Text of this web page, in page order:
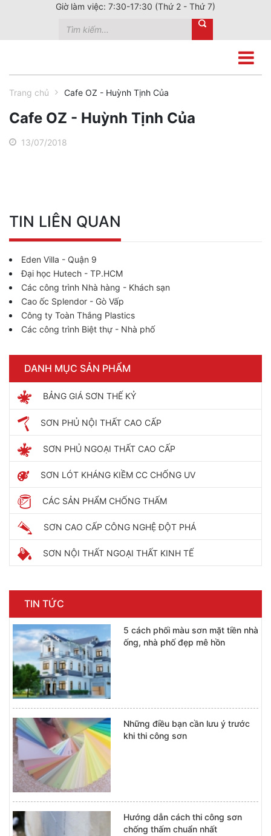
Giờ làm việc: 7:30-17:30 (Thứ 2 - Thứ 7)
Trang chủ Cafe OZ - Huỳnh Tịnh Của
DANH MỤC SẢN PHẨM
BẢNG GIÁ SƠN THẾ KỶ
SƠN PHỦ NỘI THẤT CAO CẤP
SƠN PHỦ NGOẠI THẤT CAO CẤP
SƠN LÓT KHÁNG KIỀM CC CHỐNG UV
CÁC SẢN PHẨM CHỐNG THẤM
SƠN CAO CẤP CÔNG NGHỆ ĐỘT PHÁ
SƠN NỘI THẤT NGOẠI THẤT KINH TẾ
TIN TỨC
5 cách phối màu sơn mặt tiền nhà
ống, nhà phố đẹp mê hồn
Những điều bạn cần lưu ý trước
khi thi công sơn
Hướng dẫn cách thi công sơn
chống thấm chuẩn nhất
Cafe OZ - Huỳnh Tịnh Của
13/07/2018
TIN LIÊN QUAN
Eden Villa - Quận 9
Đại học Hutech - TP.HCM
Các công trình Nhà hàng - Khách sạn
Cao ốc Splendor - Gò Vấp
Công ty Toàn Thắng Plastics
Các công trình Biệt thự - Nhà phố